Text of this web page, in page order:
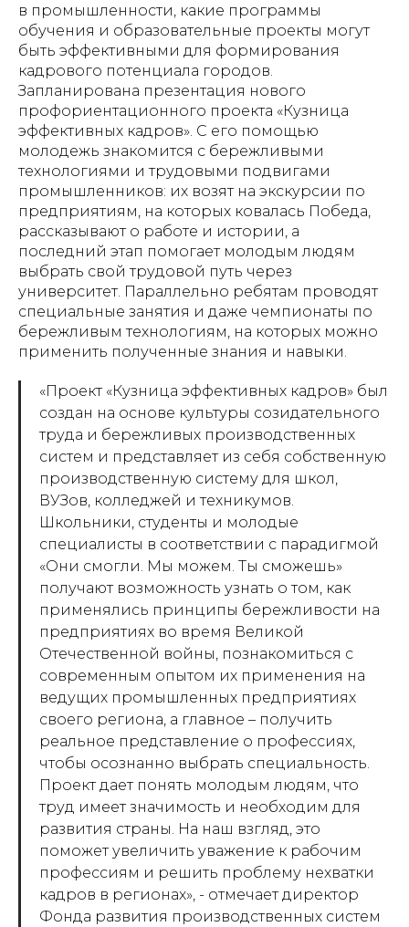
в промышленности, какие программы
обучения и образовательные проекты могут
быть эффективными для формирования
кадрового потенциала городов.
Запланирована презентация нового
профориентационного проекта «Кузница
эффективных кадров». С его помощью
молодежь знакомится с бережливыми
технологиями и трудовыми подвигами
промышленников: их возят на экскурсии по
предприятиям, на которых ковалась Победа,
рассказывают о работе и истории, а
последний этап помогает молодым людям
выбрать свой трудовой путь через
университет. Параллельно ребятам проводят
специальные занятия и даже чемпионаты по
бережливым технологиям, на которых можно
применить полученные знания и навыки.
«Проект «Кузница эффективных кадров» был
создан на основе культуры созидательного
труда и бережливых производственных
систем и представляет из себя собственную
производственную систему для школ,
ВУЗов, колледжей и техникумов.
Школьники, студенты и молодые
специалисты в соответствии с парадигмой
«Они смогли. Мы можем. Ты сможешь»
получают возможность узнать о том, как
применялись принципы бережливости на
предприятиях во время Великой
Отечественной войны, познакомиться с
современным опытом их применения на
ведущих промышленных предприятиях
своего региона, а главное – получить
реальное представление о профессиях,
чтобы осознанно выбрать специальность.
Проект дает понять молодым людям, что
труд имеет значимость и необходим для
развития страны. На наш взгляд, это
поможет увеличить уважение к рабочим
профессиям и решить проблему нехватки
кадров в регионах», - отмечает директор
Фонда развития производственных систем